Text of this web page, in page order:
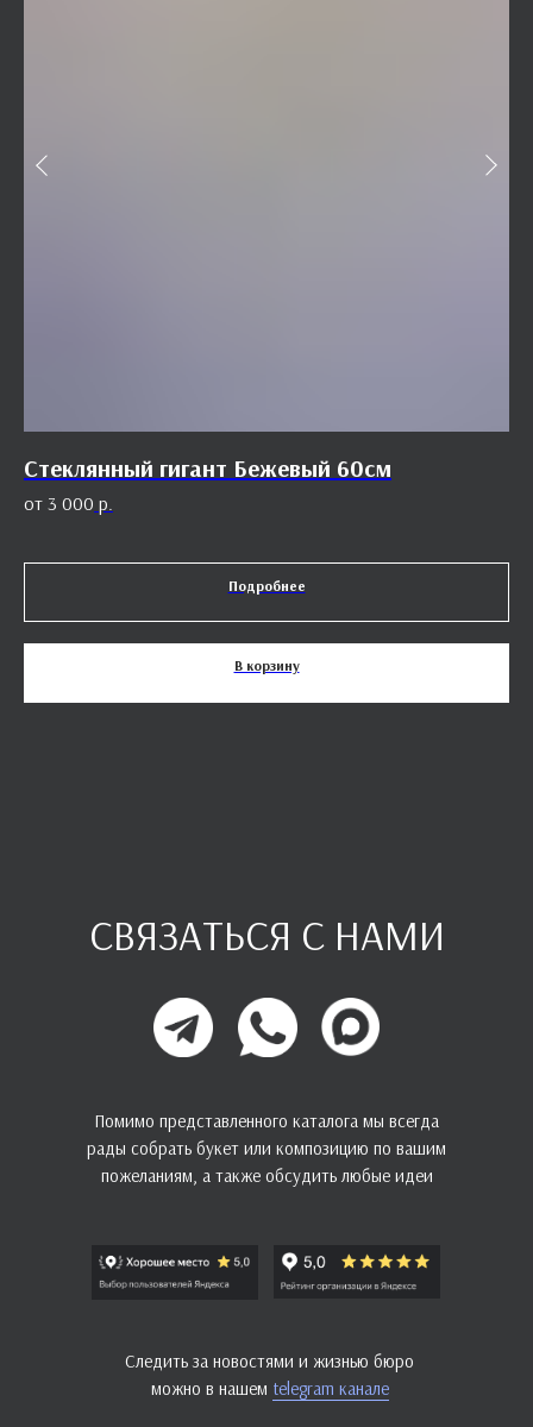
Стеклянный гигант Бежевый 60см
3 000 р.
Подробнее
В корзину
СВЯЗАТЬСЯ С НАМИ
Помимо представленного каталога мы всегда
рады собрать букет или композицию по вашим
пожеланиям, а также обсудить любые идеи
Следить за новостями и жизнью бюро
можно в нашем telegram канале